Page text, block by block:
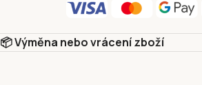
📦 Výměna nebo vrácení zboží